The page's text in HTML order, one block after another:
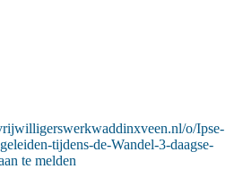
o/Ipse-
tijdens-de-Wandel-3-daagse-
te melden